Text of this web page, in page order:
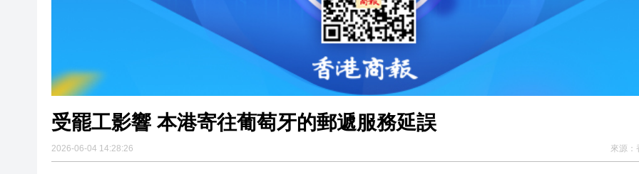
受罷工影響 本港寄往葡萄牙的郵遞服務延誤
2026-06-04 14:28:26 來源：